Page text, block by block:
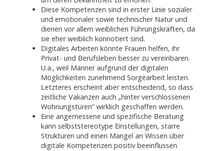
Diese Kompetenzen sind in erster Linie sozialer
und emotionaler sowie technischer Natur und
dienen vor allem weiblichen Führungskräften, da
sie eher weiblich konnotiert sind.
Digitales Arbeiten könnte Frauen helfen, ihr
Privat- und Berufsleben besser zu vereinbaren.
U.a., weil Männer aufgrund der digitalen
Möglichkeiten zunehmend Sorgearbeit leisten.
Letzteres erscheint aber entscheidend, so dass
zeitliche Vakanzen auch „hinter verschlossenen
Wohnungstüren“ wirklich geschaffen werden.
Eine angemessene und spezifische Beratung
kann selbststereotype Einstellungen, starre
Strukturen und einen Mangel an Wissen über
digitale Kompetenzen positiv beeinflussen